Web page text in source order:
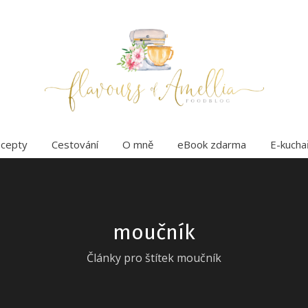
Cestování O mně eBook zdarma E-
moučník
Články pro štítek moučník